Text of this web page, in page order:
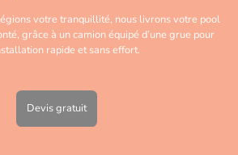
votre tranquillité, nous livrons votre pool
grâce à un camion équipé d’une grue pour
rapide et sans effort.
Devis gratuit